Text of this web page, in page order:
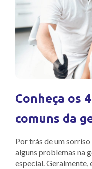
Conheça os
comuns da
Por trás de um
alguns problemas na
especial. Geralmente,